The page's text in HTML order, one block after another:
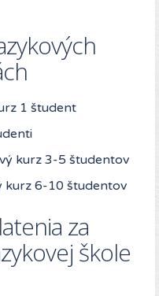
1 študent
kurz 3-5 študentov
kurz 6-10 študentov
za
škole